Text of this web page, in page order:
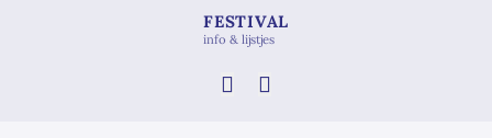
FESTIVAL
info & lijstjes